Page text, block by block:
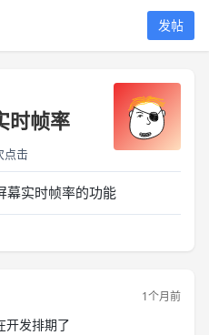
发帖
时帧率
点击
幕实时帧率的功能
1个月前
开发排期了